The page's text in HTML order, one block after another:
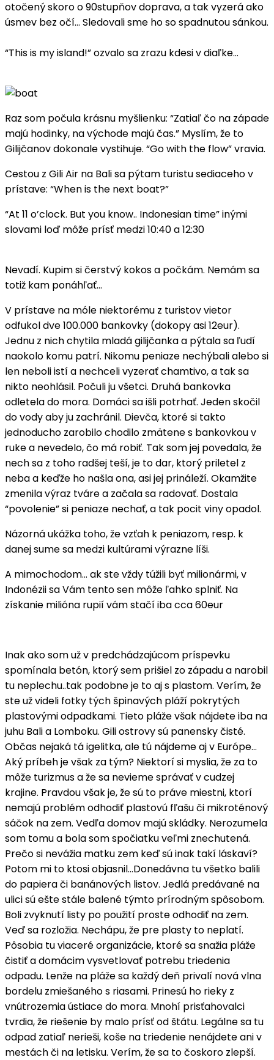
otočený skoro o 90stupňov doprava, a tak vyzerá ako
úsmev bez očí… Sledovali sme ho so spadnutou sánkou.
“This is my island!” ozvalo sa zrazu kdesi v diaľke…
Raz som počula krásnu myšlienku: “Zatiaľ čo na západe
majú hodinky, na východe majú čas.” Myslím, že to
Gilijčanov dokonale vystihuje. “Go with the flow” vravia.
Cestou z Gili Air na Bali sa pýtam turistu sediaceho v
prístave: “When is the next boat?”
“At 11 o’clock. But you know.. Indonesian time” inými
slovami loď môže prísť medzi 10:40 a 12:30
Nevadí. Kupim si čerstvý kokos a počkám. Nemám sa
totiž kam ponáhľať…
V prístave na móle niektorému z turistov vietor
odfukol dve 100.000 bankovky (dokopy asi 12eur).
Jednu z nich chytila mladá gilijčanka a pýtala sa ľudí
naokolo komu patrí. Nikomu peniaze nechýbali alebo si
len neboli istí a nechceli vyzerať chamtivo, a tak sa
nikto neohlásil. Počuli ju všetci. Druhá bankovka
odletela do mora. Domáci sa išli potrhať. Jeden skočil
do vody aby ju zachránil. Dievča, ktoré si takto
jednoducho zarobilo chodilo zmätene s bankovkou v
ruke a nevedelo, čo má robiť. Tak som jej povedala, že
nech sa z toho radšej teší, je to dar, ktorý priletel z
neba a keďže ho našla ona, asi jej prináleží. Okamžite
zmenila výraz tváre a začala sa radovať. Dostala
“povolenie” si peniaze nechať, a tak pocit viny opadol.
Názorná ukážka toho, že vzťah k peniazom, resp. k
danej sume sa medzi kultúrami výrazne líši.
A mimochodom… ak ste vždy túžili byť milionármi, v
Indonézii sa Vám tento sen môže ľahko splniť. Na
získanie milióna rupií vám stačí iba cca 60eur
Inak ako som už v predchádzajúcom príspevku
spomínala betón, ktorý sem prišiel zo západu a narobil
tu neplechu..tak podobne je to aj s plastom. Verím, že
ste už videli fotky tých špinavých pláží pokrytých
plastovými odpadkami. Tieto pláže však nájdete iba na
juhu Bali a Lomboku. Gili ostrovy sú panensky čisté.
Občas nejaká tá igelitka, ale tú nájdeme aj v Európe…
Aký príbeh je však za tým? Niektorí si myslia, že za to
môže turizmus a že sa nevieme správať v cudzej
krajine. Pravdou však je, že sú to práve miestni, ktorí
nemajú problém odhodiť plastovú fľašu či mikroténový
sáčok na zem. Vedľa domov majú skládky. Nerozumela
som tomu a bola som spočiatku veľmi znechutená.
Prečo si nevážia matku zem keď sú inak takí láskaví?
Potom mi to ktosi objasnil…Donedávna tu všetko balili
do papiera či banánových listov. Jedlá predávané na
ulici sú ešte stále balené týmto prírodným spôsobom.
Boli zvyknutí listy po použití proste odhodiť na zem.
Veď sa rozložia. Nechápu, že pre plasty to neplatí.
Pôsobia tu viaceré organizácie, ktoré sa snažia pláže
čistiť a domácim vysvetlovať potrebu triedenia
odpadu. Lenže na pláže sa každý deň privalí nová vlna
bordelu zmiešaného s riasami. Prinesú ho rieky z
vnútrozemia ústiace do mora. Mnohí prisťahovalci
tvrdia, že riešenie by malo prísť od štátu. Legálne sa tu
odpad zatiaľ nerieši, koše na triedenie nenájdete ani v
mestách či na letisku. Verím, že sa to čoskoro zlepší.